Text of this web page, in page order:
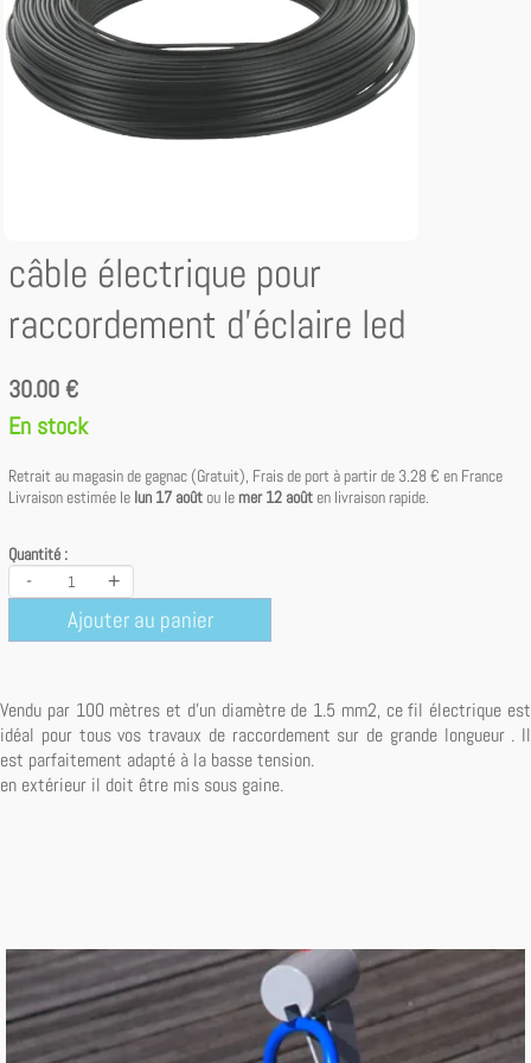
câble électrique pour
raccordement d'éclaire led
30.00 €
En stock
Retrait au magasin de gagnac (Gratuit), Frais de port à partir de 3.28 € en France
Livraison estimée le lun 17 août ou le mer 12 août en livraison rapide.
Quantité :
- +
Ajouter au panier
Vendu par 100 mètres et d'un diamètre de 1.5 mm2, ce fil électrique est
idéal pour tous vos travaux de raccordement sur de grande longueur . Il
est parfaitement adapté à la basse tension.
en extérieur il doit être mis sous gaine.